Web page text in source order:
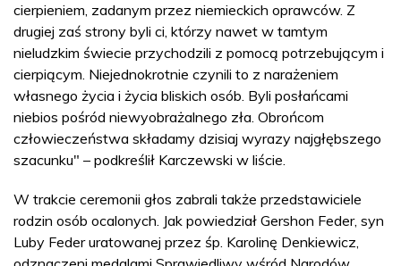
cierpieniem, zadanym przez niemieckich oprawców. Z
drugiej zaś strony byli ci, którzy nawet w tamtym
nieludzkim świecie przychodzili z pomocą potrzebującym i
cierpiącym. Niejednokrotnie czynili to z narażeniem
własnego życia i życia bliskich osób. Byli posłańcami
niebios pośród niewyobrażalnego zła. Obrońcom
człowieczeństwa składamy dzisiaj wyrazy najgłębszego
szacunku" – podkreślił Karczewski w liście.
W trakcie ceremonii głos zabrali także przedstawiciele
rodzin osób ocalonych. Jak powiedział Gershon Feder, syn
Luby Feder uratowanej przez śp. Karolinę Denkiewicz,